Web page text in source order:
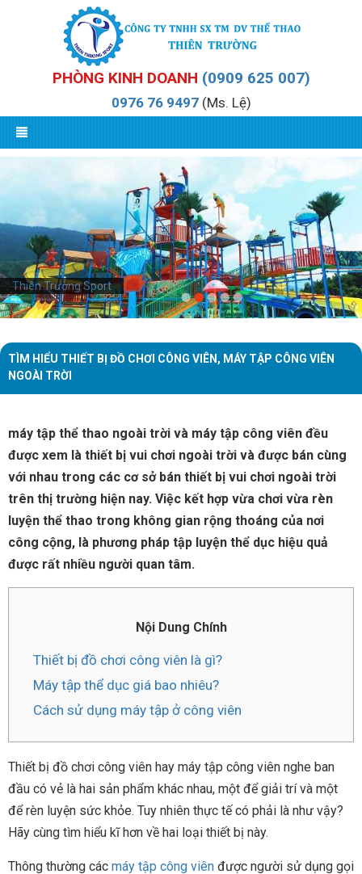
PHÒNG KINH DOANH (0909 625 007)
0976 76 9497(Ms. Lệ)
Thiên Trường Sport
TÌM HIỂU THIẾT BỊ ĐỒ CHƠI CÔNG VIÊN, MÁY TẬP CÔNG VIÊN
NGOÀI TRỜI
máy tập thể thao ngoài trời và máy tập công viên đều
được xem là thiết bị vui chơi ngoài trời và được bán cùng
với nhau trong các cơ sở bán thiết bị vui chơi ngoài trời
trên thị trường hiện nay. Việc kết hợp vừa chơi vừa rèn
luyện thể thao trong không gian rộng thoáng của nơi
công cộng, là phương pháp tập luyện thể dục hiệu quả
được rất nhiều người quan tâm.
Nội Dung Chính
Thiết bị đồ chơi công viên là gì?
Máy tập thể dục giá bao nhiêu?
Cách sử dụng máy tập ở công viên
Thiết bị đồ chơi công viên hay máy tập công viên nghe ban
đầu có vẻ là hai sản phẩm khác nhau, một để giải trí và một
để rèn luyện sức khỏe. Tuy nhiên thực tế có phải là như vậy?
Hãy cùng tìm hiểu kĩ hơn về hai loại thiết bị này.
Thông thường các máy tập công viên được người sử dụng gọi